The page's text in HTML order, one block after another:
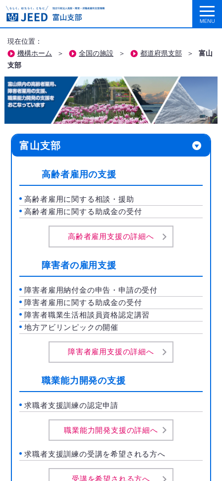
現在位置：
機構ホーム
＞ 全国の施設 ＞ 都道府県支部 ＞
富山
支部
富山支部
高齢者雇用の支援
高齢者雇用に関する相談・援助
高齢者雇用に関する助成金の受付
高齢者雇用支援の詳細へ
障害者の雇用支援
障害者雇用納付金の申告・申請の受付
障害者雇用に関する助成金の受付
障害者職業生活相談員資格認定講習
地方アビリンピックの開催
障害者雇用支援の詳細へ
職業能力開発の支援
求職者支援訓練の認定申請
職業能力開発支援の詳細へ
求職者支援訓練の受講を希望される方へ
受講を希望される方へ